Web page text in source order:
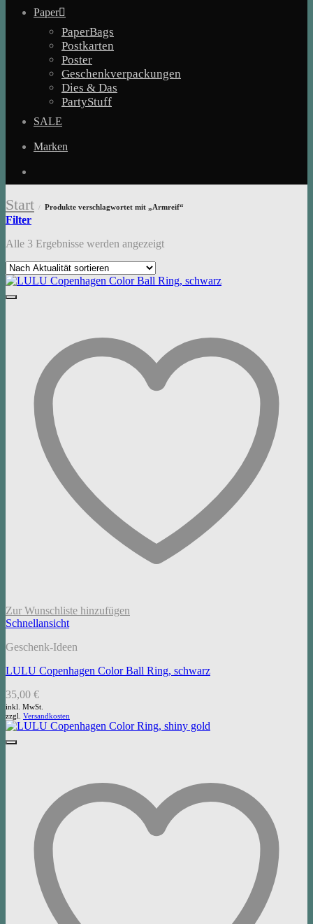
Paper
PaperBags
Postkarten
Poster
Geschenkverpackungen
Dies & Das
PartyStuff
SALE
Marken
Start / Produkte verschlagwortet mit „Armreif“
Filter
Alle 3 Ergebnisse werden angezeigtNach
Zur Wunschliste hinzufügen
Schnellansicht
Geschenk-Ideen
LULU Copenhagen Color Ball Ring, schwarz
35,00 €
inkl. MwSt.
zzgl. Versandkosten